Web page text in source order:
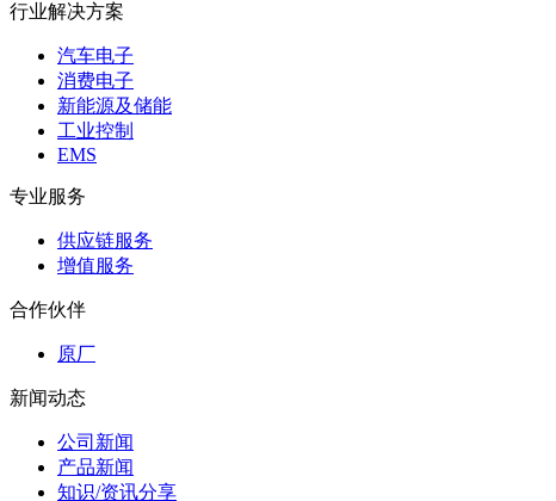
行业解决方案
汽车电子
消费电子
新能源及储能
工业控制
EMS
专业服务
供应链服务
增值服务
合作伙伴
原厂
新闻动态
公司新闻
产品新闻
知识/资讯分享